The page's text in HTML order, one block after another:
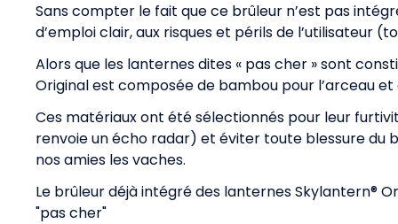
Sans compter le fait que ce brûleur n’est pas
d’emploi clair, aux risques et périls de l’utilisateur
Alors que les lanternes dites « pas cher » sont
Original est composée de bambou pour l’arceau
Ces matériaux ont été sélectionnés pour leur
renvoie un écho radar) et éviter toute blessure du
nos amies les vaches.
Le brûleur déjà intégré des lanternes Skylantern®
"pas cher"